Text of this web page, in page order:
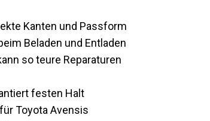
Kanten und Passform
Beladen und Entladen
so teure Reparaturen
festen Halt
Toyota Avensis